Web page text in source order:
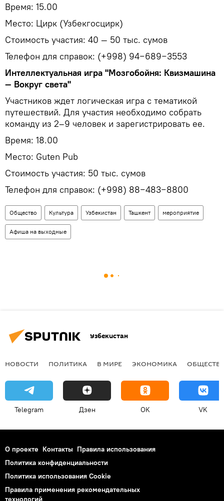
Время: 15.00
Место: Цирк (Узбекгосцирк)
Стоимость участия: 40 — 50 тыс. сумов
Телефон для справок: (+998) 94−689−3553
Интеллектуальная игра "Мозгобойня: Квизмашина
— Вокруг света"
Участников ждет логическая игра с тематикой
путешествий. Для участия необходимо собрать
команду из 2–9 человек и зарегистрировать ее.
Время: 18.00
Место: Guten Pub
Стоимость участия: 50 тыс. сумов
Телефон для справок: (+998) 88−483−8800
Общество Культура Узбекистан Ташкент мероприятие
Афиша на выходные
Узбекистан
НОВОСТИ ПОЛИТИКА В МИРЕ ЭКОНОМИКА
Telegram Дзен OK VK
О проекте Контакты Правила использования
Политика конфиденциальности
Политика использования Cookie
Правила применения рекомендательных
технологий